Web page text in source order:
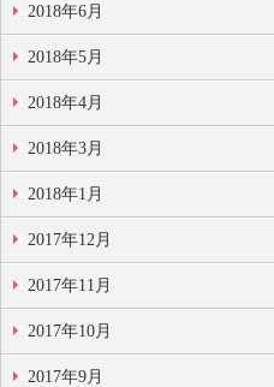
2018年6月
2018年5月
2018年4月
2018年3月
2018年1月
2017年12月
2017年11月
2017年10月
2017年9月